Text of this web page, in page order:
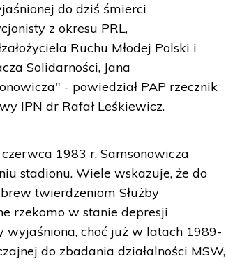
do dziś śmierci
z okresu PRL,
Ruchu Młodej Polski i
Solidarności, Jana
- powiedział PAP rzecznik
IPN dr Rafał Leśkiewicz.
1983 r. Samsonowicza
stadionu. Wiele wskazuje, że do
twierdzeniom Służby
rzekomo w stanie depresji
wyjaśniona, choć już w latach 1989-
do zbadania działalności MSW,